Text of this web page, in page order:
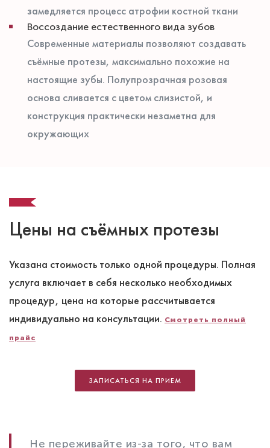
замедляется процесс атрофии костной ткани
Воссоздание естественного вида зубов
Современные материалы позволяют создавать
съёмные протезы, максимально похожие на
настоящие зубы. Полупрозрачная розовая
основа сливается с цветом слизистой, и
конструкция практически незаметна для
окружающих
Цены на cъёмных протезы
Указана стоимость только одной процедуры. Полная
услуга включает в себя несколько необходимых
процедур, цена на которые рассчитывается
индивидуально на консультации. Смотреть полный
прайс
ЗАПИСАТЬСЯ НА ПРИЕМ
Не переживайте из-за того, что вам